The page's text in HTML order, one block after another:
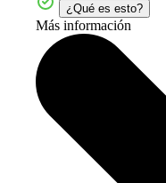
¿Qué es esto?
Más información